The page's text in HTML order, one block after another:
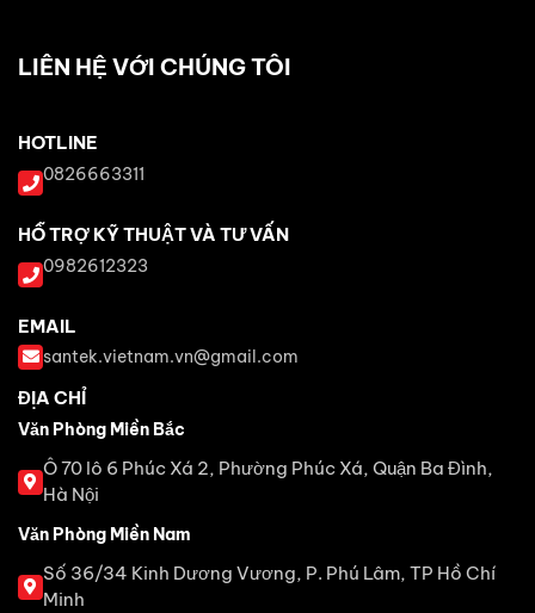
LIÊN HỆ VỚI CHÚNG TÔI
HOTLINE
0826663311
HỖ TRỢ KỸ THUẬT VÀ TƯ VẤN
0982612323
EMAIL
santek.vietnam.vn@gmail.com
ĐỊA CHỈ
Văn Phòng Miền Bắc
Ô 70 lô 6 Phúc Xá 2, Phường Phúc Xá, Quận Ba Đình,
Hà Nội
Văn Phòng Miền Nam
Số 36/34 Kinh Dương Vương, P. Phú Lâm, TP Hồ Chí
Minh